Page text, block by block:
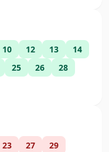
10 12 13
14
25 26
28
23 27 29